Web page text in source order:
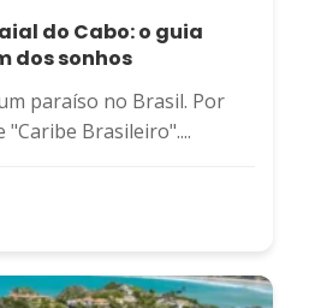
do Cabo: o guia
dos sonhos
paraíso no Brasil. Por
"Caribe Brasileiro"....